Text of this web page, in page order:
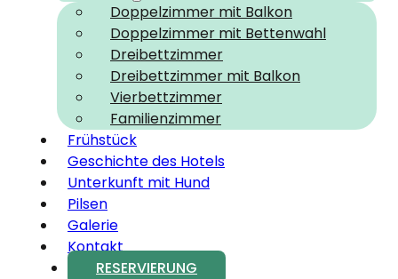
Doppelzimmer mit Balkon
Doppelzimmer mit Bettenwahl
Dreibettzimmer
Dreibettzimmer mit Balkon
Vierbettzimmer
Familienzimmer
Frühstück
Geschichte des Hotels
Unterkunft mit Hund
Pilsen
Galerie
Kontakt
RESERVIERUNG